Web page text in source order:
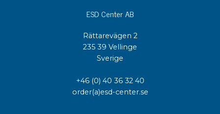
ESD Center AB
Rättarevägen 2
235 39 Vellinge
Sverige
+46 (0) 40 36 32 40
order(a)esd-center.se